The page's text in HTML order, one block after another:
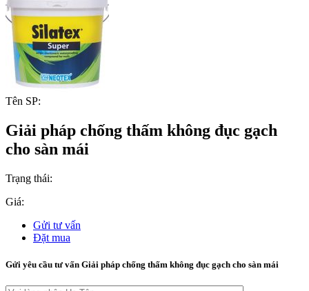
Tên SP:
Giải pháp chống thấm không đục gạch
cho sàn mái
Trạng thái:
Giá:
Gửi tư vấn
Đặt mua
Gửi yêu cầu tư vấn Giải pháp chống thấm không đục gạch cho sàn mái